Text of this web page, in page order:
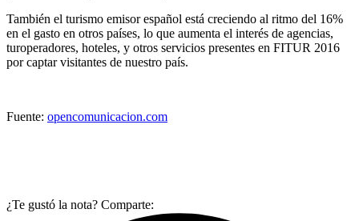
También el turismo emisor español está creciendo al ritmo del 16%
en el gasto en otros países, lo que aumenta el interés de agencias,
turoperadores, hoteles, y otros servicios presentes en FITUR 2016
por captar visitantes de nuestro país.
Fuente: opencomunicacion.com
¿Te gustó la nota? Comparte: